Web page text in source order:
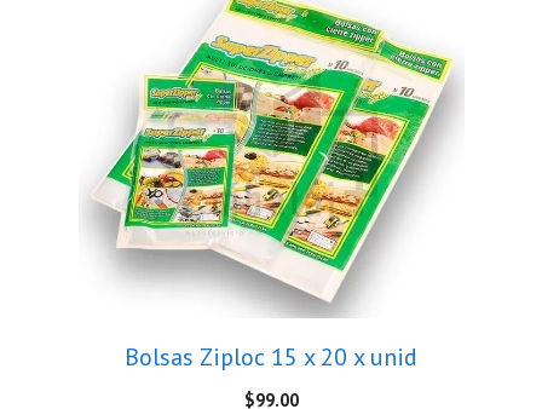
Bolsas Ziploc 15 x 20 x unid
$99.00